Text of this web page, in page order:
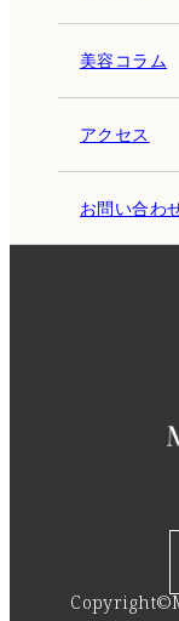
美容コラム
アクセス
お問い合わ